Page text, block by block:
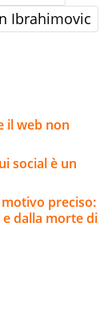
Ibrahimovic
il web non
social è un
motivo preciso:
dalla morte di